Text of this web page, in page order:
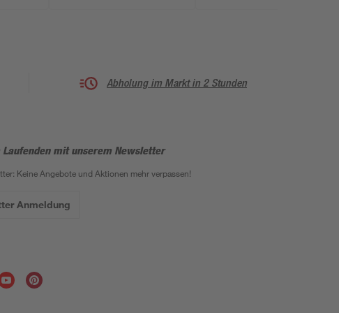
Abholung im Markt in 2 Stunden
mit unserem Newsletter
Keine Angebote und Aktionen mehr verpassen!
Anmeldung